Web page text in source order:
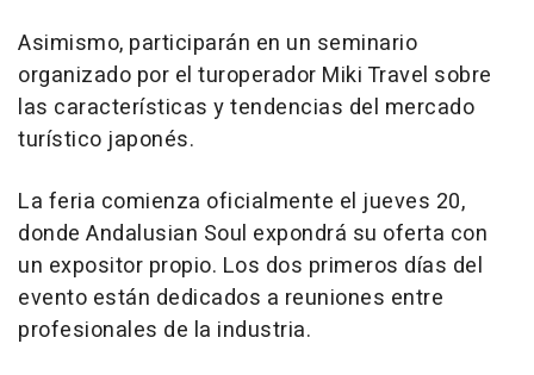
Asimismo, participarán en un seminario
organizado por el turoperador Miki Travel sobre
las características y tendencias del mercado
turístico japonés.
La feria comienza oficialmente el jueves 20,
donde Andalusian Soul expondrá su oferta con
un expositor propio. Los dos primeros días del
evento están dedicados a reuniones entre
profesionales de la industria.